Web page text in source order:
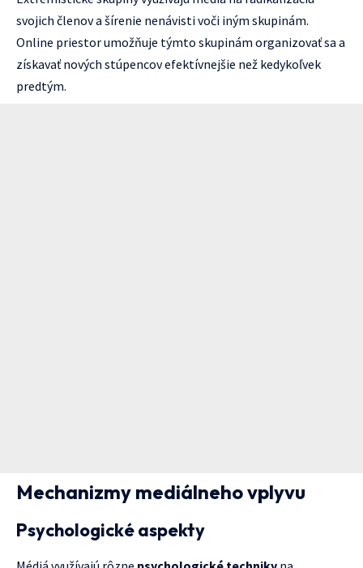
svojich členov a šírenie nenávisti voči iným skupinám.
Online priestor umožňuje týmto skupinám organizovať sa a
získavať nových stúpencov efektívnejšie než kedykoľvek
predtým.
Mechanizmy mediálneho vplyvu
Psychologické aspekty